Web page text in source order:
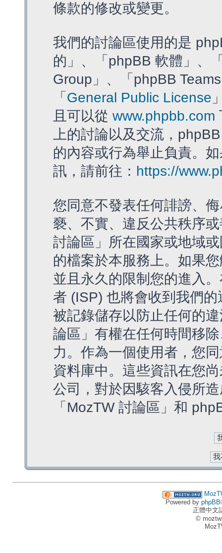
條款的修改或變更。
我們的討論區使用的是
的」、「phpBB 軟體」、
Group」、「phpBB
「 General Public License
且可以從 www.phpbb.com
上的討論以及交流，
的內容或行為舉止負責。
訊，請前往： https://
您同意不發表任何誹謗、
褻、不實、違反公共秩序
討論區」所在國家或地域
的檔案於本服務上。如果
並且永久的限制您的進入
者 (ISP) 也將會收到我們
被記錄儲存以防止任何的
論區」有權在任何時間移
力。作為一個使用者，您
資料庫中。這些資訊在您
公司，對於因駭客入侵所
「MozTW 討論區」和
Powered by phpBB
正體中文
©